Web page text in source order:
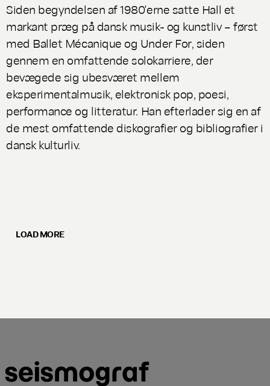
Siden begyndelsen af 1980'erne satte Hall et
markant præg på dansk musik- og kunstliv – først
med Ballet Mécanique og Under For, siden
gennem en omfattende solokarriere, der
bevægede sig ubesværet mellem
eksperimentalmusik, elektronisk pop, poesi,
performance og litteratur. Han efterlader sig en af
de mest omfattende diskografier og bibliografier i
dansk kulturliv.
LOAD MORE